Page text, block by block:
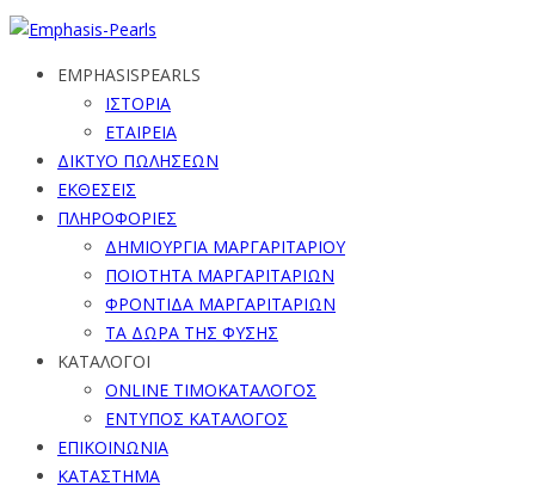
EMPHASISPEARLS
ΙΣΤΟΡΙΑ
ΕΤΑΙΡΕΙΑ
ΔΙΚΤΥΟ ΠΩΛΗΣΕΩΝ
ΕΚΘΕΣΕΙΣ
ΠΛΗΡΟΦΟΡΙΕΣ
ΔΗΜΙΟΥΡΓΙΑ ΜΑΡΓΑΡΙΤΑΡΙΟΥ
ΠΟΙΟΤΗΤΑ ΜΑΡΓΑΡΙΤΑΡΙΩΝ
ΦΡΟΝΤΙΔΑ ΜΑΡΓΑΡΙΤΑΡΙΩΝ
ΤΑ ΔΩΡΑ ΤΗΣ ΦΥΣΗΣ
ΚΑΤΑΛΟΓΟΙ
ONLINE ΤΙΜΟΚΑΤΑΛΟΓΟΣ
ΕΝΤΥΠΟΣ ΚΑΤΑΛΟΓΟΣ
ΕΠΙΚΟΙΝΩΝΙΑ
ΚΑΤΑΣΤΗΜΑ